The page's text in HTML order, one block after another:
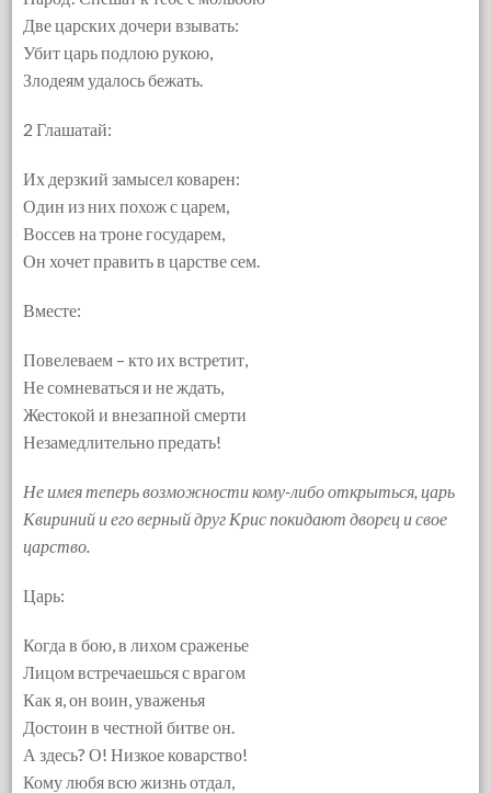
Две царских дочери взывать:
Убит царь подлою рукою,
Злодеям удалось бежать.
2 Глашатай:
Их дерзкий замысел коварен:
Один из них похож с царем,
Воссев на троне государем,
Он хочет править в царстве сем.
Вместе:
Повелеваем – кто их встретит,
Не сомневаться и не ждать,
Жестокой и внезапной смерти
Незамедлительно предать!
Не имея теперь возможности кому-либо открыться, царь
Квириний и его верный друг Крис покидают дворец и свое
царство.
Царь:
Когда в бою, в лихом сраженье
Лицом встречаешься с врагом
Как я, он воин, уваженья
Достоин в честной битве он.
А здесь? О! Низкое коварство!
Кому любя всю жизнь отдал,